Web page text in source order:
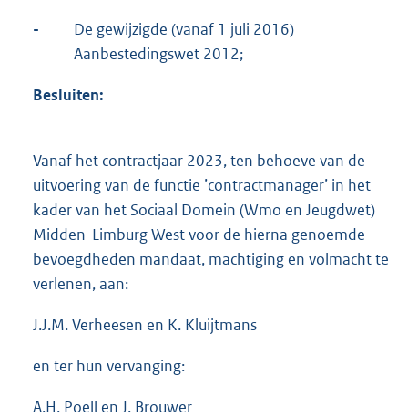
-
De gewijzigde (vanaf 1 juli 2016)
Aanbestedingswet 2012;
Besluiten:
Vanaf het contractjaar 2023, ten behoeve van de
uitvoering van de functie ’contractmanager’ in het
kader van het Sociaal Domein (Wmo en Jeugdwet)
Midden-Limburg West voor de hierna genoemde
bevoegdheden mandaat, machtiging en volmacht te
verlenen, aan:
J.J.M. Verheesen en K. Kluijtmans
en ter hun vervanging:
A.H. Poell en J. Brouwer